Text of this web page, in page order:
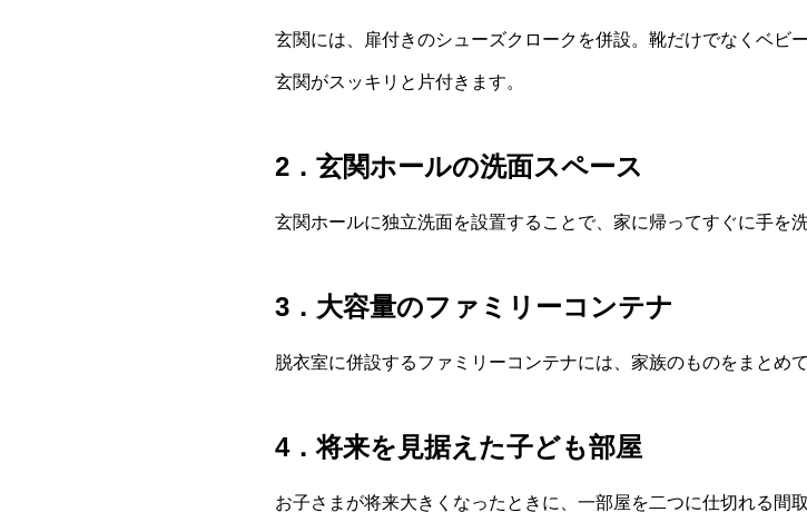
玄関には、扉付きのシューズクロークを併設。靴だけでなくベビ
玄関がスッキリと片付きます。
2．玄関ホールの洗面スペース
玄関ホールに独立洗面を設置することで、家に帰ってすぐに手を
3．大容量のファミリーコンテナ
脱衣室に併設するファミリーコンテナには、家族のものをまとめ
4．将来を見据えた子ども部屋
お子さまが将来大きくなったときに、一部屋を二つに仕切れる間